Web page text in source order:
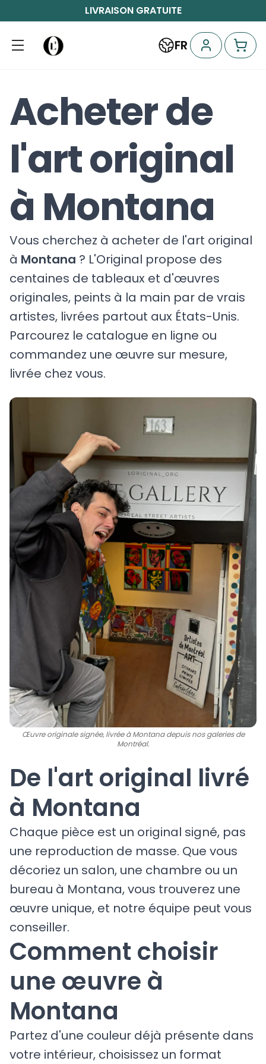
LIVRAISON GRATUITE
FR
Acheter de
l'art original
à Montana
Vous cherchez à acheter de l'art original
à Montana ? L'Original propose des
centaines de tableaux et d'œuvres
originales, peints à la main par de vrais
artistes, livrées partout aux États-Unis.
Parcourez le catalogue en ligne ou
commandez une œuvre sur mesure,
livrée chez vous.
Œuvre originale signée, livrée à Montana depuis nos galeries de
Montréal.
De l'art original livré
à Montana
Chaque pièce est un original signé, pas
une reproduction de masse. Que vous
décoriez un salon, une chambre ou un
bureau à Montana, vous trouverez une
œuvre unique, et notre équipe peut vous
conseiller.
Comment choisir
une œuvre à
Montana
Partez d'une couleur déjà présente dans
votre intérieur, choisissez un format